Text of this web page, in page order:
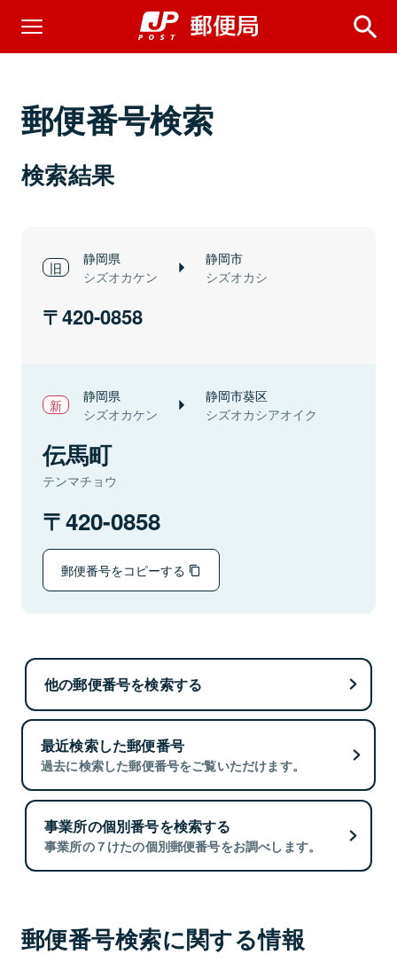
郵便番号検索
検索結果
静岡県
シズオカケン
静岡市
シズオカシ
420-0858
静岡県
シズオカケン
静岡市葵区
シズオカシアオイク
伝馬町
テンマチョウ
420-0858
郵便番号をコピーする
他の郵便番号を検索する
最近検索した郵便番号
過去に検索した郵便番号をご覧いただけます。
事業所の個別番号を検索する
事業所の７けたの個別郵便番号をお調べします。
郵便番号検索に関する情報